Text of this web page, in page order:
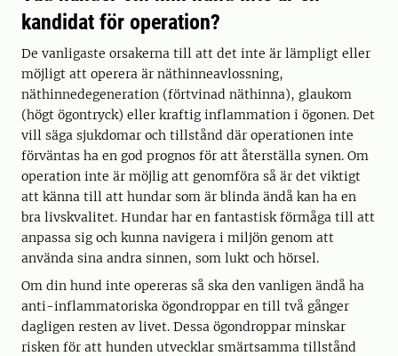
kandidat för operation?
De vanligaste orsakerna till att det inte är lämpligt eller
möjligt att operera är näthinneavlossning,
näthinnedegeneration (förtvinad näthinna), glaukom
(högt ögontryck) eller kraftig inflammation i ögonen. Det
vill säga sjukdomar och tillstånd där operationen inte
förväntas ha en god prognos för att återställa synen. Om
operation inte är möjlig att genomföra så är det viktigt
att känna till att hundar som är blinda ändå kan ha en
bra livskvalitet. Hundar har en fantastisk förmåga till att
anpassa sig och kunna navigera i miljön genom att
använda sina andra sinnen, som lukt och hörsel.
Om din hund inte opereras så ska den vanligen ändå ha
anti-inflammatoriska ögondroppar en till två gånger
dagligen resten av livet. Dessa ögondroppar minskar
risken för att hunden utvecklar smärtsamma tillstånd